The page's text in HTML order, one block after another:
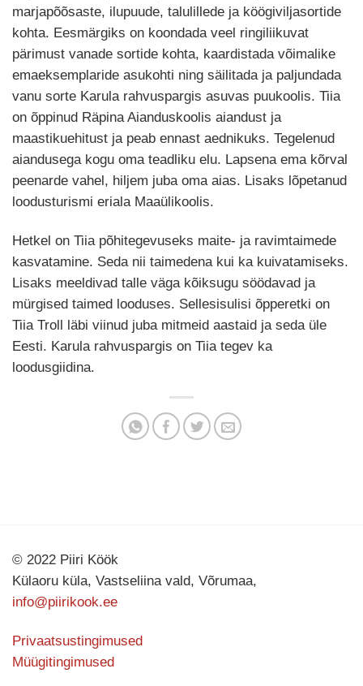
marjapõõsaste, ilupuude, talulillede ja köögiviljasortide
kohta. Eesmärgiks on koondada veel ringiliikuvat
pärimust vanade sortide kohta, kaardistada võimalike
emaeksemplaride asukohti ning säilitada ja paljundada
vanu sorte Karula rahvuspargis asuvas puukoolis. Tiia
on õppinud Räpina Aianduskoolis aiandust ja
maastikuehitust ja peab ennast aednikuks. Tegelenud
aiandusega kogu oma teadliku elu. Lapsena ema kõrval
peenarde vahel, hiljem juba oma aias. Lisaks lõpetanud
loodusturismi eriala Maaülikoolis.
Hetkel on Tiia põhitegevuseks maite- ja ravimtaimede
kasvatamine. Seda nii taimedena kui ka kuivatamiseks.
Lisaks meeldivad talle väga kõiksugu söödavad ja
mürgised taimed looduses. Sellesisulisi õpperetki on
Tiia Troll läbi viinud juba mitmeid aastaid ja seda üle
Eesti. Karula rahvuspargis on Tiia tegev ka
loodusgiidina.
© 2022 Piiri Köök
Külaoru küla, Vastseliina vald, Võrumaa,
info@piirikook.ee
Privaatsustingimused
Müügitingimused